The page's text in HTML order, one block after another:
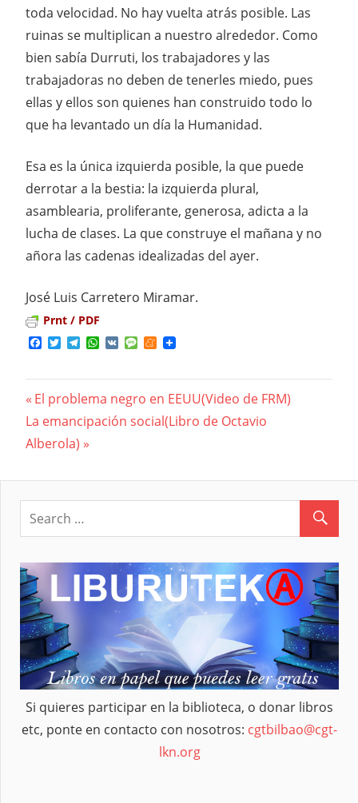
toda velocidad. No hay vuelta atrás posible. Las
ruinas se multiplican a nuestro alrededor. Como
bien sabía Durruti, los trabajadores y las
trabajadoras no deben de tenerles miedo, pues
ellas y ellos son quienes han construido todo lo
que ha levantado un día la Humanidad.
Esa es la única izquierda posible, la que puede
derrotar a la bestia: la izquierda plural,
asamblearia, proliferante, generosa, adicta a la
lucha de clases. La que construye el mañana y no
añora las cadenas idealizadas del ayer.
José Luis Carretero Miramar.
Prnt / PDF
Facebook
TwitterTelegram
WhatsApp
VK MessageMeneame
Navegación
de
entradas
Previous
Post:
El problema negro en EEUU(Video de FRM)
Next
Post:
La emancipación social(Libro de Octavio
Alberola)
Si quieres participar en la biblioteca, o donar libros
etc, ponte en contacto con nosotros: cgtbilbao@cgt-
lkn.org